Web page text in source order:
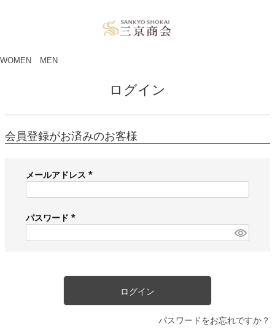
WOMEN MEN
ログイン
会員登録がお済みのお客様
メールアドレス
必
)
パスワード
必
ログイン
パスワードをお忘れですか？